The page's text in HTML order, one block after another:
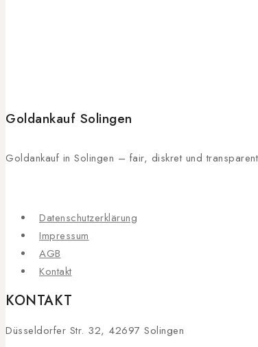
Goldankauf Solingen
Goldankauf in Solingen – fair, diskret und
Datenschutzerklärung
Impressum
AGB
Kontakt
KONTAKT
Düsseldorfer Str. 32, 42697 Solingen